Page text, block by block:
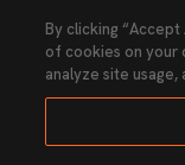
Llei de
By clicking
of cookies on your
analyze site